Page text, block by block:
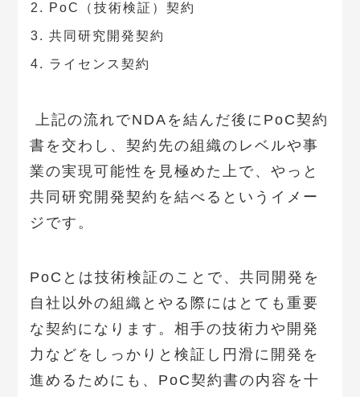
PoC（技術検証）契約
共同研究開発契約
ライセンス契約
上記の流れでNDAを結んだ後にPoC契約
書を交わし、契約先の組織のレベルや事
業の実現可能性を見極めた上で、やっと
共同研究開発契約を結べるというイメー
ジです。
PoCとは技術検証のことで、共同開発を
自社以外の組織とやる際にはとても重要
な契約になります。相手の技術力や開発
力などをしっかりと検証し円滑に開発を
進めるためにも、PoC契約書の内容を十